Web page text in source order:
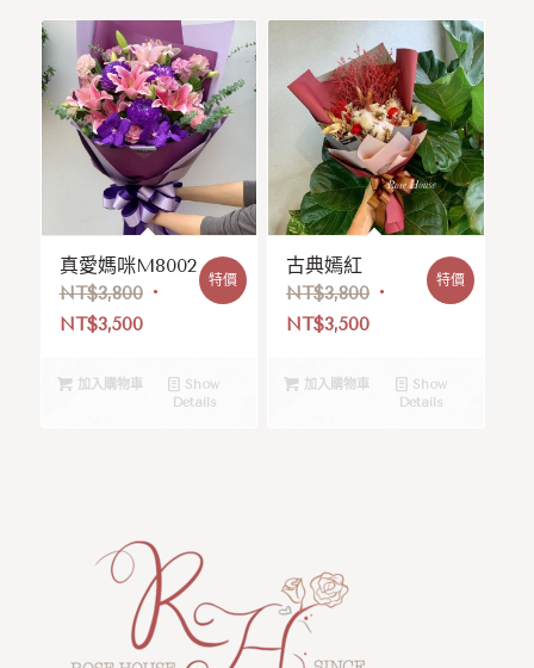
真愛媽咪M8002
NT$3,800
NT$3,500
特價
加入購物車
Show
Details
古典嫣紅
NT$3,800
NT$3,500
特價
加入購物車
Show
Details